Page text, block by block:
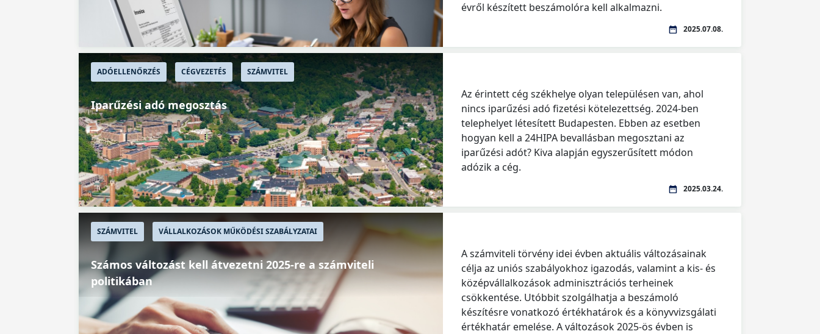
évről készített beszámolóra kell alkalmazni.
2025.07.08.
ADÓELLENŐRZÉS CÉGVEZETÉS SZÁMVITEL
Iparűzési adó megosztás
Az érintett cég székhelye olyan településen van, ahol
nincs iparűzési adó fizetési kötelezettség. 2024-ben
telephelyet létesített Budapesten. Ebben az esetben
hogyan kell a 24HIPA bevallásban megosztani az
iparűzési adót? Kiva alapján egyszerűsített módon
adózik a cég.
2025.03.24.
SZÁMVITEL VÁLLALKOZÁSOK MŰKÖDÉSI SZABÁLYZATAI
Számos változást kell átvezetni 2025-re a számviteli
politikában
A számviteli törvény idei évben aktuális változásainak
célja az uniós szabályokhoz igazodás, valamint a kis- és
középvállalkozások adminisztrációs terheinek
csökkentése. Utóbbit szolgálhatja a beszámoló
készítésre vonatkozó értékhatárok és a könyvvizsgálati
értékhatár emelése. A változások 2025-ös évben is